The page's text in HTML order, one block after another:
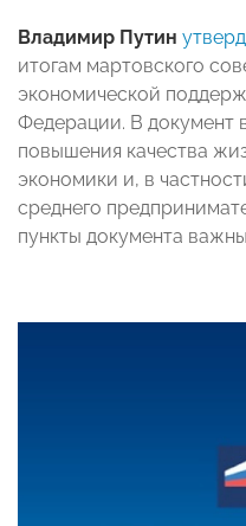
Владимир Путин
итогам мартовского
экономической
Федерации. В документ
повышения качества
экономики и, в
среднего
пункты документа